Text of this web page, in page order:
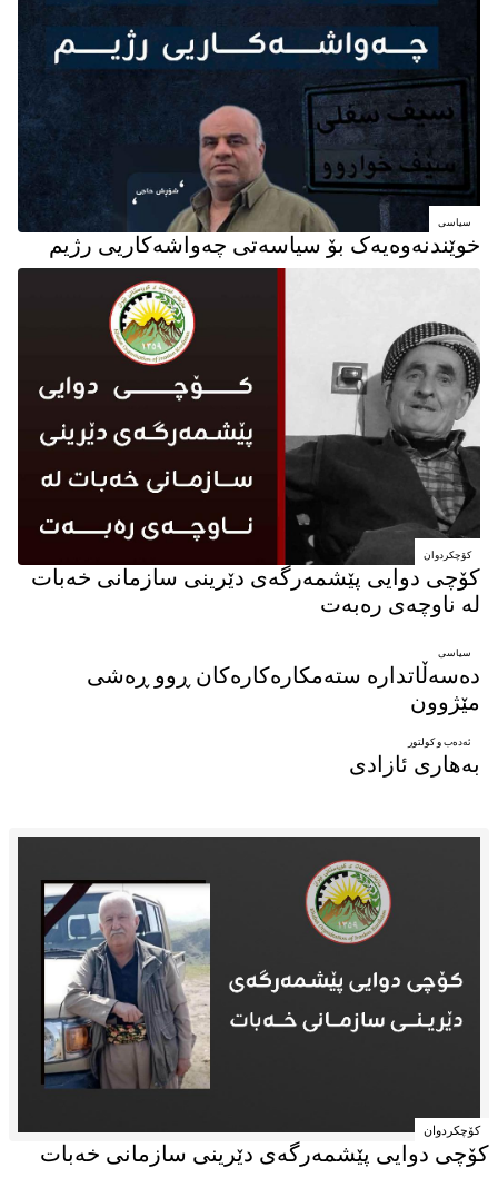
سیاسی
خوێندنەوەیەک بۆ سیاسەتی چەواشەکاریی رژیم
کۆچکردوان
کۆچی دوایی پێشمەرگەی دێرینی سازمانی خەبات
سیاسی
دەسەڵاتدارە ستەمکارەکارەکان ڕوو ڕەشی
مێژوون
ئه‌ده‌ب‌ و کولتور
کۆچکردوان